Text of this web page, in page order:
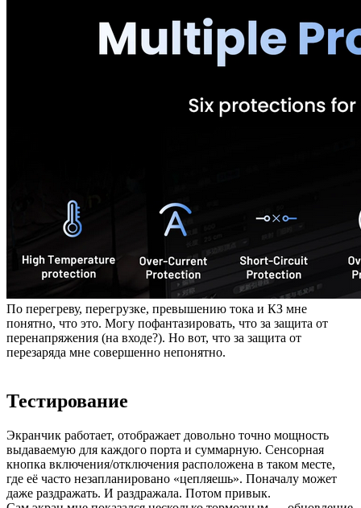
По перегреву, перегрузке, превышению тока и КЗ мне
понятно, что это. Могу пофантазировать, что за защита от
перенапряжения (на входе?). Но вот, что за защита от
перезаряда мне совершенно непонятно.
Тестирование
Экранчик работает, отображает довольно точно мощность
выдаваемую для каждого порта и суммарную. Сенсорная
кнопка включения/отключения расположена в таком месте,
где её часто незапланировано «цепляешь». Поначалу может
даже раздражать. И раздражала. Потом привык.